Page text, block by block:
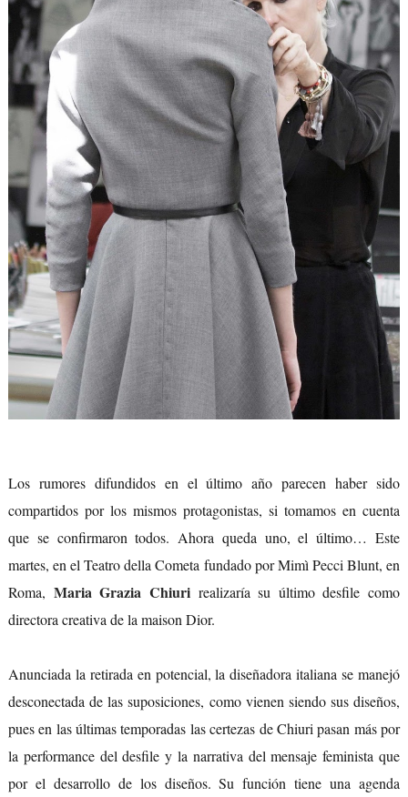
Los rumores difundidos en el último año parecen haber sido
compartidos por los mismos protagonistas, si tomamos en cuenta
que se confirmaron todos. Ahora queda uno, el último… Este
martes, en el Teatro della Cometa fundado por Mimì Pecci Blunt, en
Roma, Maria Grazia Chiurirealizaría su último desfile como
directora creativa de la maison Dior.
Anunciada la retirada en potencial, la diseñadora italiana se manejó
desconectada de las suposiciones, como vienen siendo sus diseños,
pues en las últimas temporadas las certezas de Chiuri pasan más por
la performance del desfile y la narrativa del mensaje feminista que
por el desarrollo de los diseños. Su función tiene una agenda